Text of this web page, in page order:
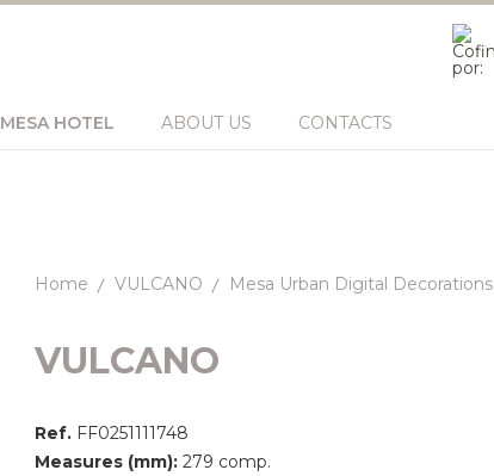
MESA HOTEL ABOUT US CONTACTS
Home VULCANO Mesa Urban Digital Decorations
VULCANO
Ref. FF0251111748
Measures (mm): 279 comp.